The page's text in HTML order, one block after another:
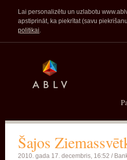
Lai personalizētu un uzlabotu
apstiprināt, ka piekrītat (savu
politikai.
Šajos
2010. gada 17. decembris, 16:52 /